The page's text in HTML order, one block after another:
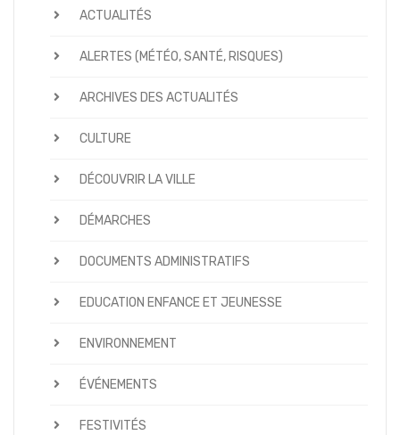
ACTUALITÉS
ALERTES (MÉTÉO, SANTÉ, RISQUES)
ARCHIVES DES ACTUALITÉS
CULTURE
DÉCOUVRIR LA VILLE
DÉMARCHES
DOCUMENTS ADMINISTRATIFS
EDUCATION ENFANCE ET JEUNESSE
ENVIRONNEMENT
ÉVÉNEMENTS
FESTIVITÉS